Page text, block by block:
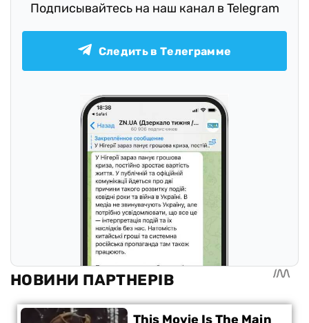
Подписывайтесь на наш канал в Telegram
Следить в Телеграмме